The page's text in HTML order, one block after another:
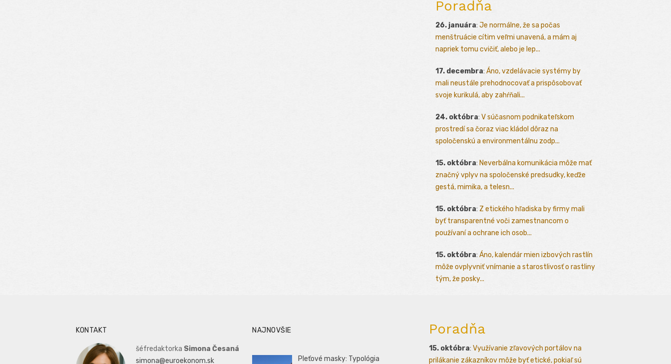
Poradňa
26. januára: Je normálne, že sa počas
menštruácie cítim veľmi unavená, a mám aj
napriek tomu cvičiť, alebo je lep...
17. decembra: Áno, vzdelávacie systémy by
mali neustále prehodnocovať a prispôsobovať
svoje kurikulá, aby zahŕňali...
24. októbra: V súčasnom podnikateľskom
prostredí sa čoraz viac kládol dôraz na
spoločenskú a environmentálnu zodp...
15. októbra: Neverbálna komunikácia môže mať
značný vplyv na spoločenské predsudky, keďže
gestá, mimika, a telesn...
15. októbra: Z etického hľadiska by firmy mali
byť transparentné voči zamestnancom o
používaní a ochrane ich osob...
15. októbra: Áno, kalendár mien izbových rastlín
môže ovplyvniť vnímanie a starostlivosť o rastliny
tým, že posky...
KONTAKT
šéfredaktorka Simona Česaná
simona@euroekonom.sk
NAJNOVŠIE
Pleťové masky: Typológia
Poradňa
15. októbra: Využívanie zľavových portálov na
prilákanie zákazníkov môže byť etické, pokiaľ sú